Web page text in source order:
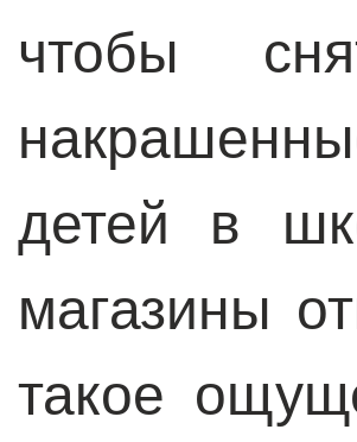
чтобы
детей в
магазины
такое